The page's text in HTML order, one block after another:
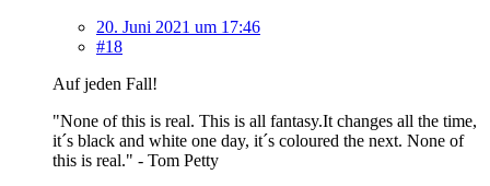
20. Juni 2021 um 17:46
#18
Auf jeden Fall!
"None of this is real. This is all fantasy.It changes all the time,
it´s black and white one day, it´s coloured the next. None of
this is real." - Tom Petty